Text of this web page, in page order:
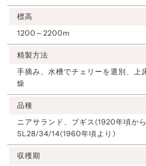
標高
1200～2200m
精製方法
手摘み、水槽でチェリーを選別、上
燥
品種
ニアサランド、ブギス(1920年頃から
SL28/34/14(1960年頃より)
収穫期